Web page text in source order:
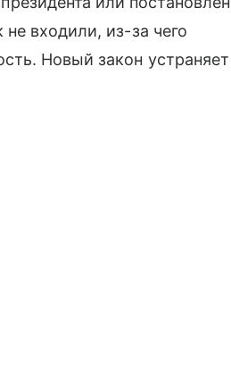
не входили, из-за чего
Новый закон устраняет